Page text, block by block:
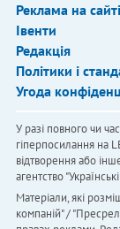
Реклама на сайті
Івенти
Редакція
Політики і
Угода
У разі повного чи
гіперпосилання на
відтворення або
агентство
Матеріали, які
компаній" /